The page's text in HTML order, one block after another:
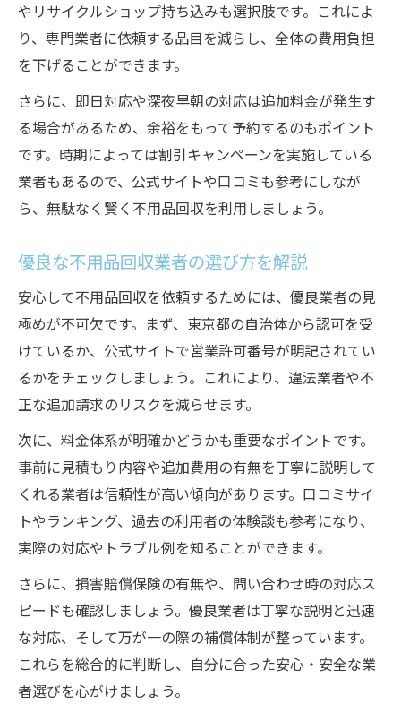
買取付き不用品回収で総額を下げる方法
東京都で家具も買い取る不用品回収の活用
法
家電買取による不用品回収の費用最適化
不用品回収と買取サービスの違いを知る
不用な品の買取で回収費用を節約する
即日回収もできる東京都の便利な活用法
急ぎでも安心な不用品回収業者の特徴
当日回収可能な不用品回収のポイント
LINEや電話で即日不用品回収を依頼する
東京都で当日対応ができる不用品回収活用
術
後悔しないための不用品回収業者の見極め方
ヤバい不用品回収業者を避ける見分け方
東京都で後悔しない不用品回収のチェック
項目
高い理由を知って賢く不用品回収を選ぶ
見積もりと請求内容で不用品回収を比較
許可や口コミで信頼できる業者を判断
やリサイクルショップ持ち込みも選択肢です。これによ
り、専門業者に依頼する品目を減らし、全体の費用負担
を下げることができます。
さらに、即日対応や深夜早朝の対応は追加料金が発生す
る場合があるため、余裕をもって予約するのもポイント
です。時期によっては割引キャンペーンを実施している
業者もあるので、公式サイトや口コミも参考にしなが
ら、無駄なく賢く不用品回収を利用しましょう。
優良な不用品回収業者の選び方を解説
安心して不用品回収を依頼するためには、優良業者の見
極めが不可欠です。まず、東京都の自治体から認可を受
けているか、公式サイトで営業許可番号が明記されてい
るかをチェックしましょう。これにより、違法業者や不
正な追加請求のリスクを減らせます。
次に、料金体系が明確かどうかも重要なポイントです。
事前に見積もり内容や追加費用の有無を丁寧に説明して
くれる業者は信頼性が高い傾向があります。口コミサイ
トやランキング、過去の利用者の体験談も参考になり、
実際の対応やトラブル例を知ることができます。
さらに、損害賠償保険の有無や、問い合わせ時の対応ス
ピードも確認しましょう。優良業者は丁寧な説明と迅速
な対応、そして万が一の際の補償体制が整っています。
これらを総合的に判断し、自分に合った安心・安全な業
者選びを心がけましょう。